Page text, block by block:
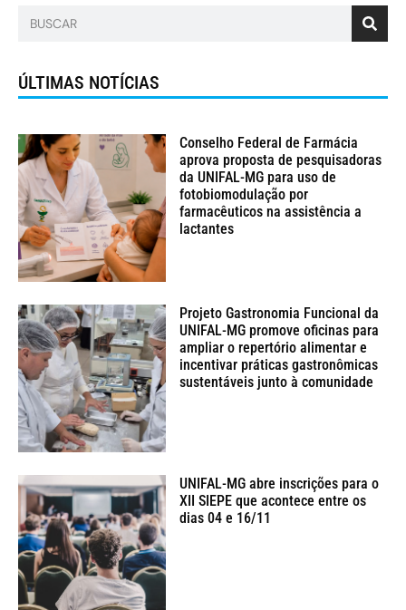
ÚLTIMAS NOTÍCIAS
Conselho Federal de Farmácia
aprova proposta de pesquisadoras
da UNIFAL-MG para uso de
fotobiomodulação por
farmacêuticos na assistência a
lactantes
Projeto Gastronomia Funcional da
UNIFAL-MG promove oficinas para
ampliar o repertório alimentar e
incentivar práticas gastronômicas
sustentáveis junto à comunidade
UNIFAL-MG abre inscrições para o
XII SIEPE que acontece entre os
dias 04 e 16/11